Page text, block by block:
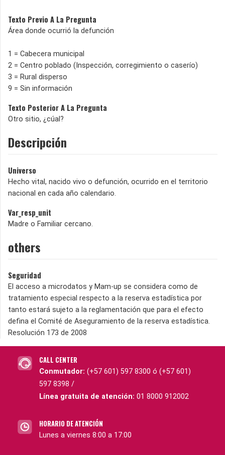
Texto Previo A La Pregunta
Área donde ocurrió la defunción
1 = Cabecera municipal
2 = Centro poblado (Inspección, corregimiento o caserío)
3 = Rural disperso
9 = Sin información
Texto Posterior A La Pregunta
Otro sitio, ¿cúal?
Descripción
Universo
Hecho vital, nacido vivo o defunción, ocurrido en el territorio
nacional en cada año calendario.
Var_resp_unit
Madre o Familiar cercano.
others
Seguridad
El acceso a microdatos y Mam-up se considera como de
tratamiento especial respecto a la reserva estadística por
tanto estará sujeto a la reglamentación que para el efecto
defina el Comité de Aseguramiento de la reserva estadística.
Resolución 173 de 2008
CALL CENTER
Conmutador: (+57 601) 597 8300 ó (+57 601)
597 8398 /
Línea gratuita de atención: 01 8000 912002
HORARIO DE ATENCIÓN
Lunes a viernes 8:00 a 17:00